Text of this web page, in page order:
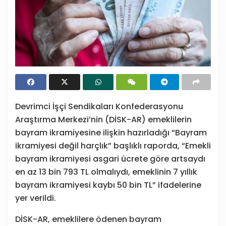
Devrimci İşçi Sendikaları Konfederasyonu
Araştırma Merkezi’nin (DİSK-AR) emeklilerin
bayram ikramiyesine ilişkin hazırladığı “Bayram
ikramiyesi değil harçlık” başlıklı raporda, “Emekli
bayram ikramiyesi asgari ücrete göre artsaydı
en az 13 bin 793 TL olmalıydı, emeklinin 7 yıllık
bayram ikramiyesi kaybı 50 bin TL” ifadelerine
yer verildi.
DİSK-AR, emeklilere ödenen bayram